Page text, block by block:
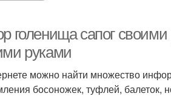
голенища сапог своими
руками
можно найти множество
босоножек, туфлей, балеток,